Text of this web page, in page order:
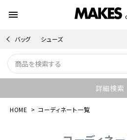
menu
バッグ シューズ
詳細検索
HOME コーディネート一覧